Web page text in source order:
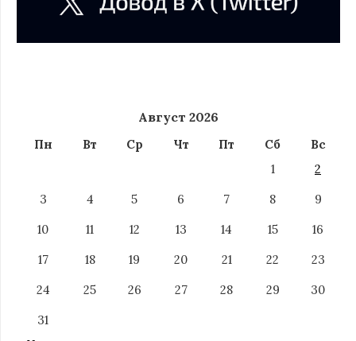
Август 2026
Пн Вт Ср Чт Пт Сб
Вс
1
2
3
4 5 6 7 8
9
10
11 12 13 14 15
16
17
18 19 20 21 22
23
24
25 26 27 28 29
30
31